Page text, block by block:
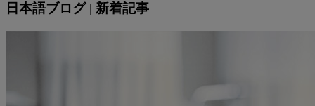
日本語ブログ | 新着記事